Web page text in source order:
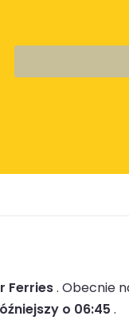
Ferries. Obecnie
o 06:45 .